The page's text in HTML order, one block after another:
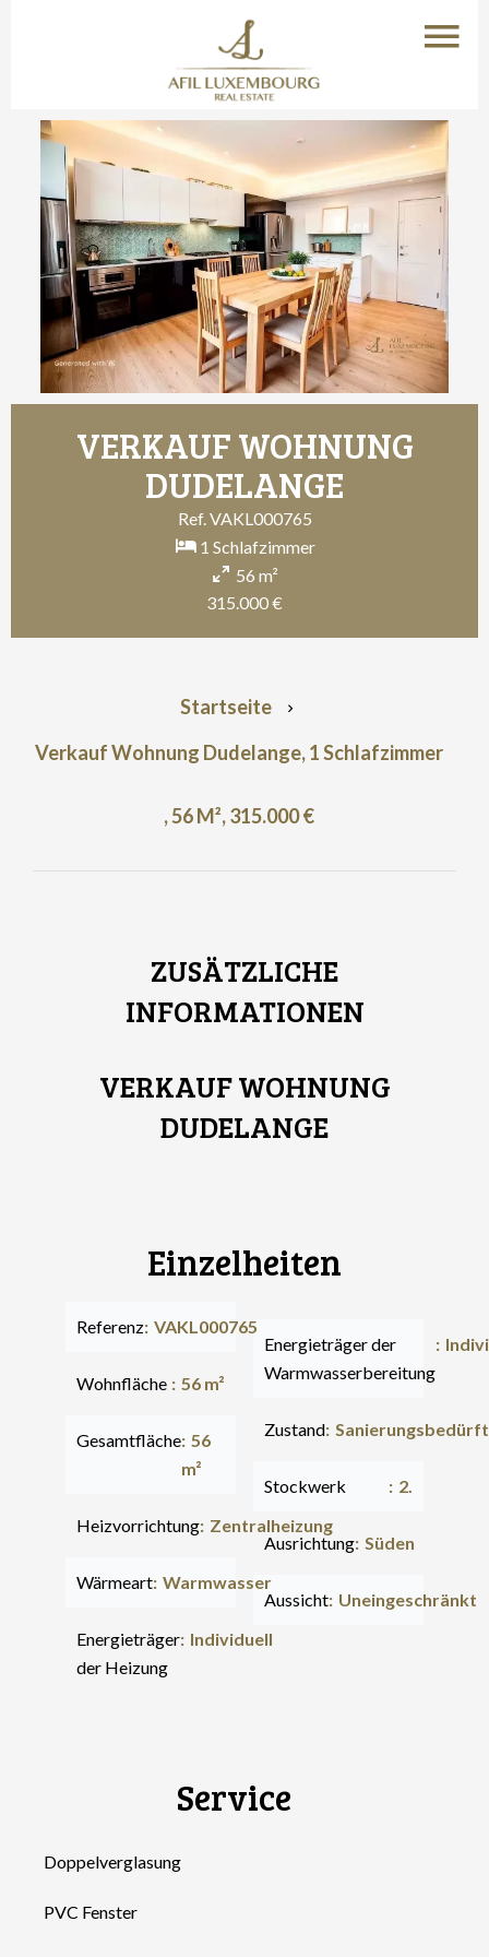
VERKAUF WOHNUNG
DUDELANGE
Ref. VAKL000765
1 Schlafzimmer
56 m²
315.000 €
Startseite
Verkauf Wohnung Dudelange, 1 Schlafzimmer
, 56 M², 315.000 €
ZUSÄTZLICHE
INFORMATIONEN
VERKAUF WOHNUNG
DUDELANGE
Einzelheiten
Referenz VAKL000765
Wohnfläche 56 m²
Gesamtfläche 56
m²
Heizvorrichtung Zentralheizung
Wärmeart Warmwasser
Energieträger
der Heizung
Individuell
Energieträger der
Warmwasserbereitung
Zustand
Stockwerk 2.
Ausrichtung Süden
Aussicht Uneingeschränkt
Service
Doppelverglasung
PVC Fenster